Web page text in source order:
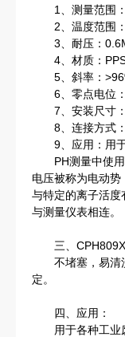
1、测量范围：
2、温度范围
3、耐压：
4、材质：
5、斜率：
6、零点电位：
7、安装尺寸：
8、连接方式：
9、应用：用于
PH测量中使用
电压被称为电动
与特定的离子活度
与测量仪表相连。
三、CPH809X
不堵塞，易清洗
定。
四、应用：
用于各种工业废